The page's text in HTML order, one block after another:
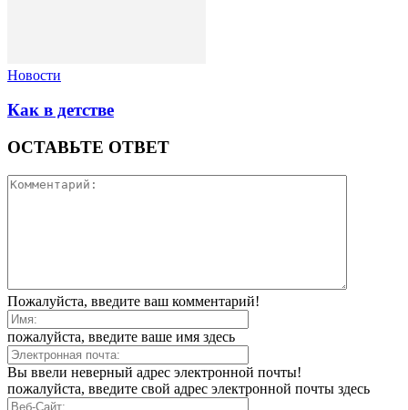
Новости
Как в детстве
ОСТАВЬТЕ ОТВЕТ
Пожалуйста, введите ваш комментарий!
пожалуйста, введите ваше имя здесь
Вы ввели неверный адрес электронной почты!
пожалуйста, введите свой адрес электронной почты здесь